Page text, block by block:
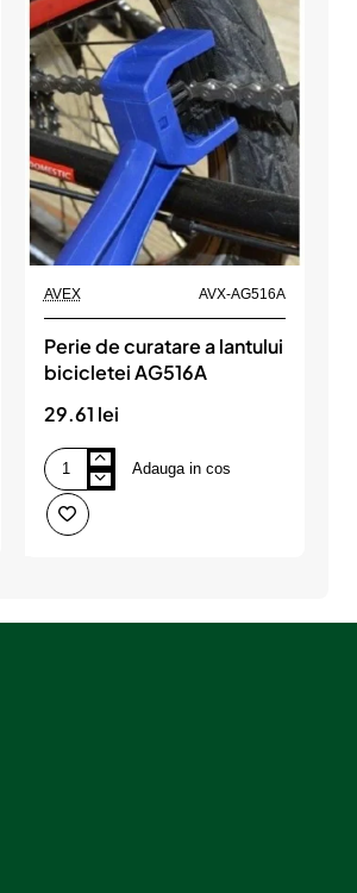
AVEX AVX-AG516A
Perie de curatare a lantului
bicicletei AG516A
29.61 lei
Perie
de
curatare
a
Adauga in cos